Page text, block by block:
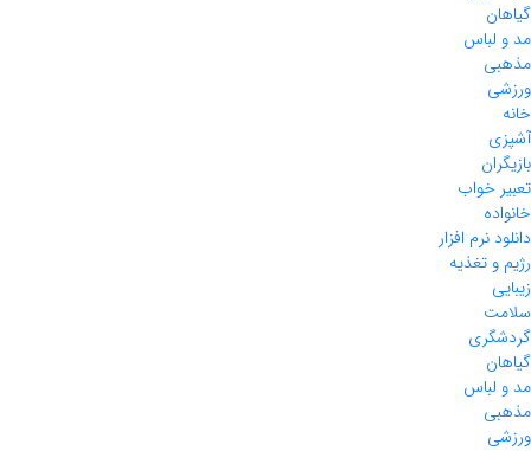
گیاهان
مد و لباس
مذهبی
ورزشی
خانه
آشپزی
بازیگران
تعبیر خواب
خانواده
دانلود نرم افزار
رژیم و تغذیه
زیبایی
سلامت
گردشگری
گیاهان
مد و لباس
مذهبی
ورزشی